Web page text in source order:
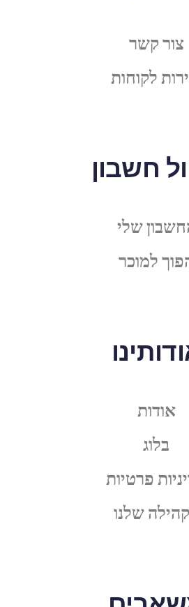
צור קשר
לקוחות
חשבון
שלי
למוכר
אודות
בלוג
פרטיות
שלנו